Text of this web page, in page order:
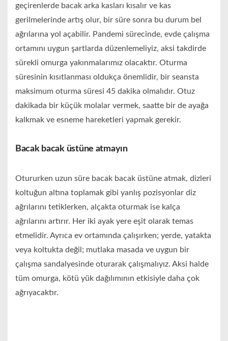
geçirenlerde bacak arka kasları kısalır ve kas
gerilmelerinde artış olur, bir süre sonra bu durum bel
ağrılarına yol açabilir. Pandemi sürecinde, evde çalışma
ortamını uygun şartlarda düzenlemeliyiz, aksi takdirde
sürekli omurga yakınmalarımız olacaktır. Oturma
süresinin kısıtlanması oldukça önemlidir, bir seansta
maksimum oturma süresi 45 dakika olmalıdır. Otuz
dakikada bir küçük molalar vermek, saatte bir de ayağa
kalkmak ve esneme hareketleri yapmak gerekir.
Bacak bacak üstüne atmayın
Otururken uzun süre bacak bacak üstüne atmak, dizleri
koltuğun altına toplamak gibi yanlış pozisyonlar diz
ağrılarını tetiklerken, alçakta oturmak ise kalça
ağrılarını artırır. Her iki ayak yere eşit olarak temas
etmelidir. Ayrıca ev ortamında çalışırken; yerde, yatakta
veya koltukta değil; mutlaka masada ve uygun bir
çalışma sandalyesinde oturarak çalışmalıyız. Aksi halde
tüm omurga, kötü yük dağılımının etkisiyle daha çok
ağrıyacaktır.